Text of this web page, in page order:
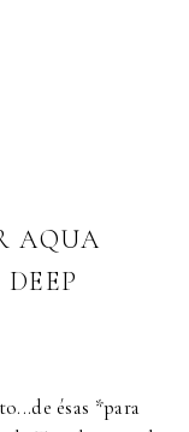
AQUA
ésas *para